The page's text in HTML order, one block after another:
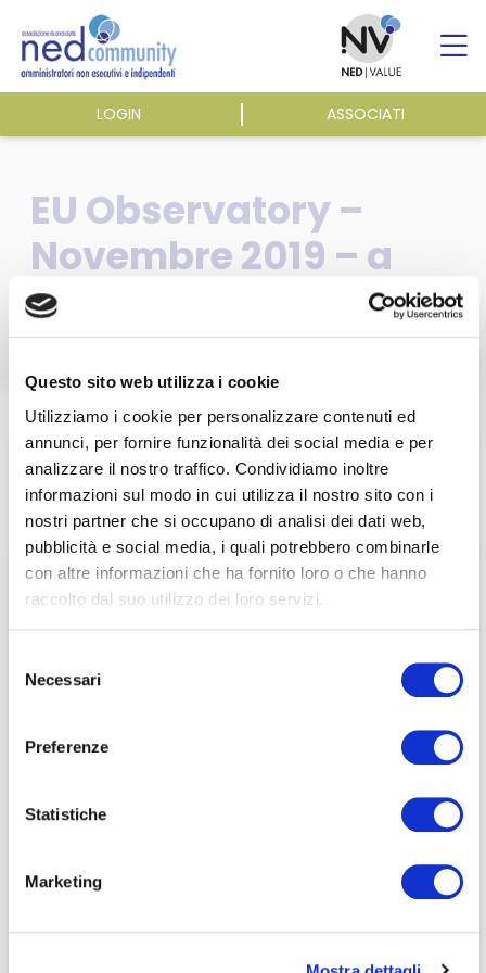
Questo sito web utilizza i cookie
Utilizziamo i cookie per personalizzare contenuti ed
annunci, per fornire funzionalità dei social media e per
analizzare il nostro traffico. Condividiamo inoltre
informazioni sul modo in cui utilizza il nostro sito con i
nostri partner che si occupano di analisi dei dati web,
pubblicità e social media, i quali potrebbero combinarle
con altre informazioni che ha fornito loro o che hanno
raccolto dal suo utilizzo dei loro servizi.
delNecessari
Preferenze
Statistiche
Marketing
content
LOGIN ASSOCIATI
ASSOCIAZIONE
ATTIVITÀ
EVENTI E NEWS
PUBBLICAZIONI
ACCEDI A NEDCOMMUNITY
Password dimenticata?
fare cliccando qui.
EU Observatory –
Novembre 2019 – a
cura di Nike Group
Home/
Questa sezione è riservata agli
associati
per visualizzare il contenuto è necessario
effettuare il login inserendo email e password qui
di seguito: